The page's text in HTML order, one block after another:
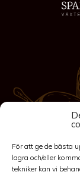
För att ge de bästa
lagra och/eller
tekniker kan vi